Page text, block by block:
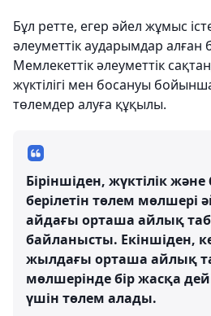
Бұл ретте, егер әйел жұмыс
әлеуметтік аударымдар алған
Мемлекеттік әлеуметтік
жүктілігі мен босануы
төлемдер алуға құқылы.
Біріншіден, жүктілік
берілетін төлем мөлшері
айдағы орташа айлық
байланысты. Екіншіден,
жылдағы орташа айлық
мөлшерінде бір жасқа
үшін төлем алады.